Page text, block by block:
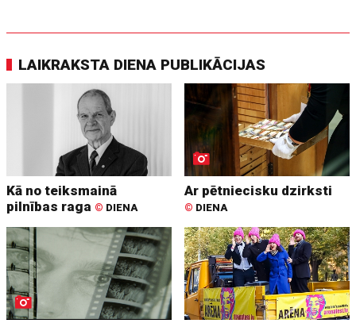
LAIKRAKSTA DIENA PUBLIKĀCIJAS
Kā no teiksmainā
pilnības raga © DIENA
Ar pētniecisku dzirksti
© DIENA